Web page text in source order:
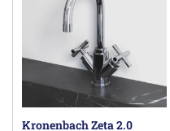
Kronenbach Zeta 2.0